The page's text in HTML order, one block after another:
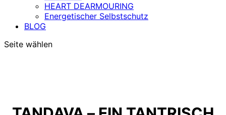
HEART DEARMOURING
Energetischer Selbstschutz
BLOG
Seite wählen